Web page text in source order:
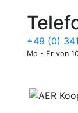
+49 (0)
Mo - Fr von